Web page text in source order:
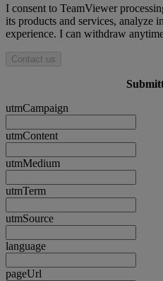
I consent to TeamViewer
its products and services, analyze
experience. I can withdraw
Contact us
utmCampaign
utmContent
utmMedium
utmTerm
utmSource
language
pageUrl